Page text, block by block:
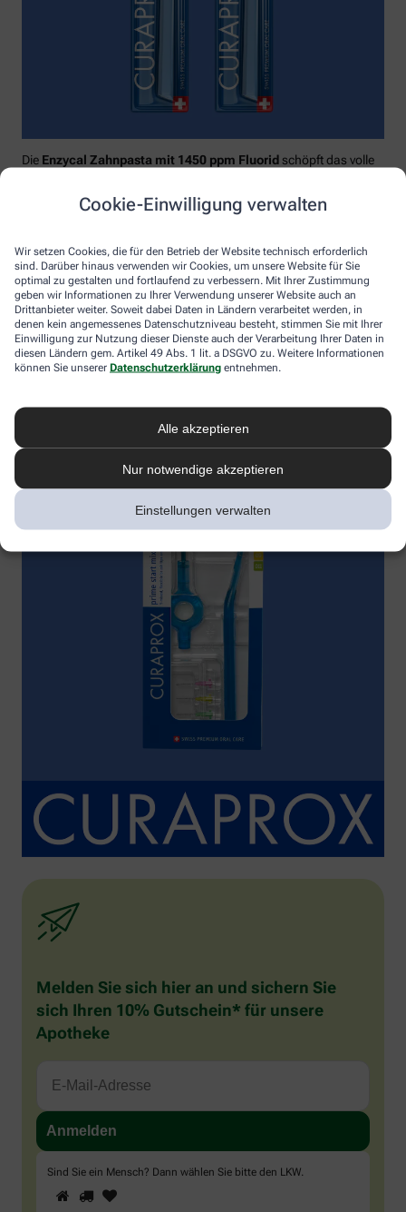
Cookie-Einwilligung verwalten
Wir setzen Cookies, die für den Betrieb der Website technisch erforderlich
sind. Darüber hinaus verwenden wir Cookies, um unsere Website für Sie
optimal zu gestalten und fortlaufend zu verbessern. Mit Ihrer Zustimmung
geben wir Informationen zu Ihrer Verwendung unserer Website auch an
Drittanbieter weiter. Soweit dabei Daten in Ländern verarbeitet werden, in
denen kein angemessenes Datenschutzniveau besteht, stimmen Sie mit Ihrer
Einwilligung zur Nutzung dieser Dienste auch der Verarbeitung Ihrer Daten in
diesen Ländern gem. Artikel 49 Abs. 1 lit. a DSGVO zu. Weitere Informationen
können Sie unserer Datenschutzerklärung entnehmen.
Alle akzeptieren
Nur notwendige akzeptieren
Einstellungen verwalten
Die Enzycal Zahnpasta mit 1450 ppm Fluorid schöpft das volle
Enzymen deine körpereigenen Abwehrkräfte.
Interdentalbürsten „prime“
reinigen den gesamten kritischen
Zahnzwischenraum effektiv und verletzungsfrei: vom
Zahnfleischrand über die konkaven Nischen bis direkt unter die
Kontaktstelle. Selbst kleinste Interdentalräume werden ohne
Verletzungsgefahr behandelt – dank Cural®, dem hauchdünnen
und extrastarken Chirurgendraht, mit dem eine einzige
Reinigungsbewegung ausreicht: einmal rein und raus. Fertig.
Das House of Mouth bündelt dieses Wissen – und macht
Melden Sie sich hier an und sichern Sie
sich Ihren 10% Gutschein* für unsere
Apotheke
Sind Sie ein Mensch? Dann wählen Sie bitte den LKW
Sie
1 2